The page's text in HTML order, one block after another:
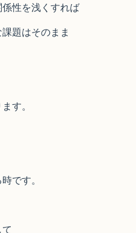
性を浅くすれば
題はそのまま
す。
です。